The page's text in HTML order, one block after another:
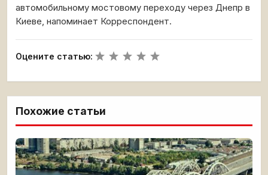
автомобильному мостовому переходу через Днепр в
Киеве, напоминает Корреспондент.
Оцените статью:
Похожие статьи